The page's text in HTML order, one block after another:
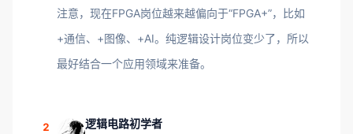
注意，现在FPGA岗位越来越偏向于“FPGA+”，比如
+通信、+图像、+AI。纯逻辑设计岗位变少了，所以
最好结合一个应用领域来准备。
2 逻辑电路初学者